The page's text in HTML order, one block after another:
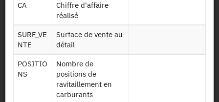
Tascom 2022
Données sur les
s'étant acquittés
de la taxe sur les
surfaces
commerciales en
2022
CA
Chiffre d'affaire
réalisé
SURF_VE
NTE
Surface de vente au
détail
POSITIO
NS
Nombre de
positions de
ravitaillement en
carburants